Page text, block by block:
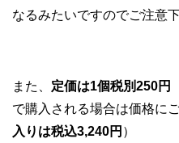
なるみたいですのでご注意下
また、 定価は1個税別250円
で購入される場合は価格に
入りは税込3,240円 ）